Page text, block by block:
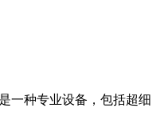
一种专业设备，包括超细